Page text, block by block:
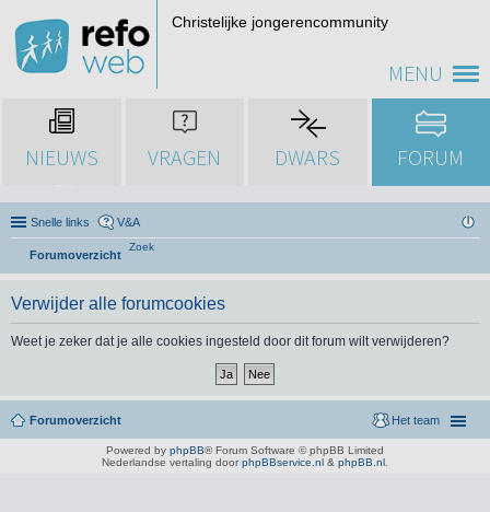
MENU
Christelijke jongerencommunity
NIEUWS VRAGEN DWARS FORUM
Snelle links V&A
Forumoverzicht
Zoek
Verwijder alle forumcookies
Weet je zeker dat je alle cookies ingesteld door dit forum wilt verwijderen?
Forumoverzicht Het team
Powered by phpBB® Forum Software © phpBB Limited
Nederlandse vertaling door phpBBservice.nl & phpBB.nl